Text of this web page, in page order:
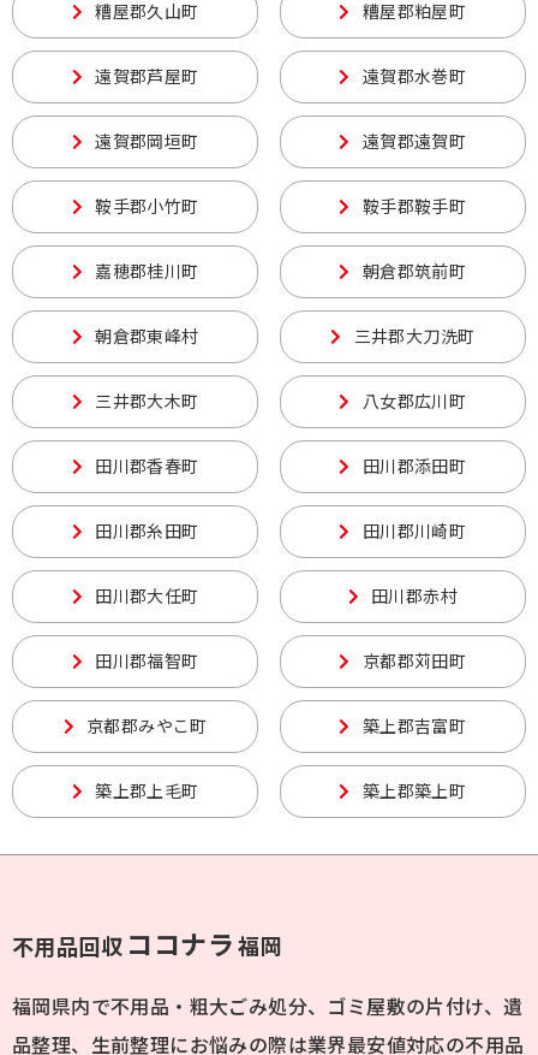
糟屋郡久山町 糟屋郡粕屋町
遠賀郡芦屋町 遠賀郡水巻町
遠賀郡岡垣町 遠賀郡遠賀町
鞍手郡小竹町 鞍手郡鞍手町
嘉穂郡桂川町 朝倉郡筑前町
朝倉郡東峰村 三井郡大刀洗町
三井郡大木町 八女郡広川町
田川郡香春町 田川郡添田町
田川郡糸田町 田川郡川崎町
田川郡大任町 田川郡赤村
田川郡福智町 京都郡苅田町
京都郡みやこ町 築上郡吉富町
築上郡上毛町 築上郡築上町
不用品回収 ココナラ 福岡
福岡県内で不用品・粗大ごみ処分、ゴミ屋敷の片付け、遺
品整理、生前整理にお悩みの際は業界最安値対応の不用品